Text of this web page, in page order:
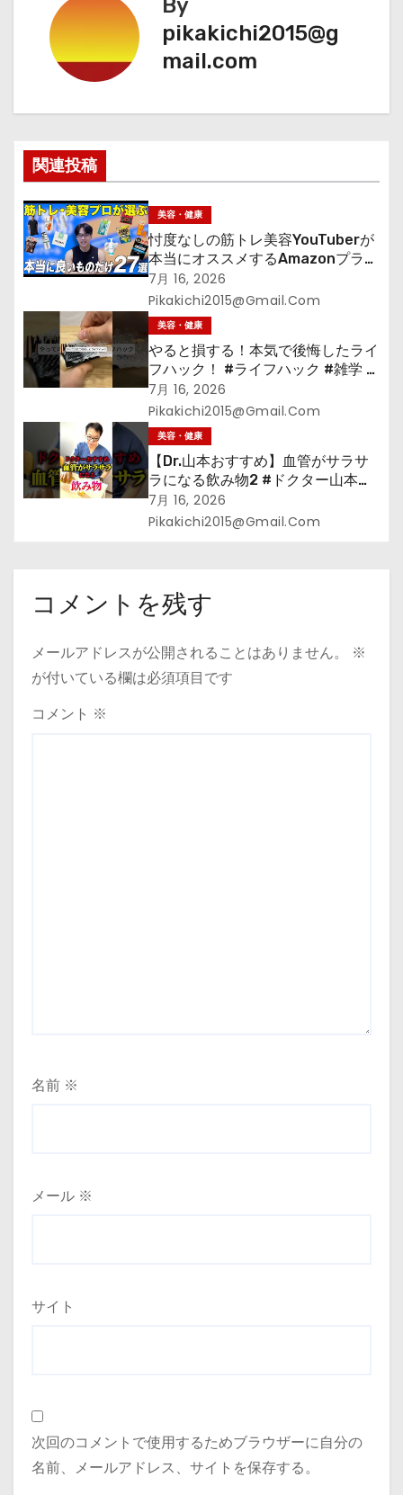
ゲ
ー
ン
pikakichi2015@g
mail.com
関連投稿
美容・健康
忖度なしの筋トレ美容YouTuberが
本当にオススメするAmazonプライ
ムデーセールで買うべきもの
7月 16, 2026
Pikakichi2015@gmail.com
美容・健康
やると損する！本気で後悔したライ
フハック！ #ライフハック #雑学 #
裏技 #shorts #海外
7月 16, 2026
Pikakichi2015@gmail.com
美容・健康
【Dr.山本おすすめ】血管がサラサ
ラになる飲み物2 #ドクター山本
#Dr.山本#緑茶
7月 16, 2026
Pikakichi2015@gmail.com
コメントを残す
メールアドレスが公開されることはありません。
※
が付いている欄は必須項目です
コメント ※
名前 ※
メール ※
サイト
次回のコメントで使用するためブラウザーに自分の
名前、メールアドレス、サイトを保存する。